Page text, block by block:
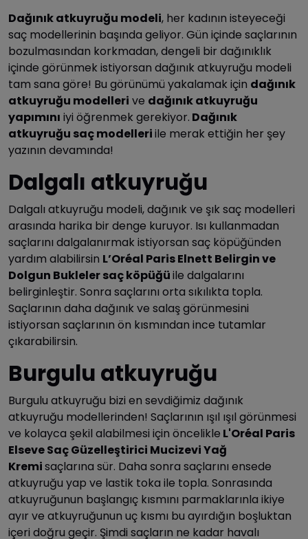
Dağınık atkuyruğu modeli, her kadının isteyeceği
saç modellerinin başında geliyor. Gün içinde saçlarının
bozulmasından korkmadan, dengeli bir dağınıklık
içinde görünmek istiyorsan dağınık atkuyruğu modeli
tam sana göre! Bu görünümü yakalamak için dağınık
atkuyruğu modelleri ve dağınık atkuyruğu
yapımını iyi öğrenmek gerekiyor. Dağınık
atkuyruğu saç modelleriile merak ettiğin her şey
yazının devamında!
Dalgalı atkuyruğu
Dalgalı atkuyruğu modeli, dağınık ve şık saç modelleri
arasında harika bir denge kuruyor. Isı kullanmadan
saçlarını dalgalanırmak istiyorsan saç köpüğünden
yardım alabilirsin L’Oréal Paris Elnett Belirgin ve
Dolgun Bukleler saç köpüğüile dalgalarını
belirginleştir. Sonra saçlarını orta sıkılıkta topla.
Saçlarının daha dağınık ve salaş görünmesini
istiyorsan saçlarının ön kısmından ince tutamlar
çıkarabilirsin.
Burgulu atkuyruğu
Burgulu atkuyruğu bizi en sevdiğimiz dağınık
atkuyruğu modellerinden! Saçlarının ışıl ışıl görünmesi
ve kolayca şekil alabilmesi için öncelikle L'Oréal Paris
Elseve Saç Güzelleştirici Mucizevi Yağ
Kremisaçlarına sür. Daha sonra saçlarını ensede
atkuyruğu yap ve lastik toka ile topla. Sonrasında
atkuyruğunun başlangıç kısmını parmaklarınla ikiye
ayır ve atkuyruğunun uç kısmı bu ayırdığın boşluktan
içeri doğru geçir. Şimdi saçların ne kadar havalı